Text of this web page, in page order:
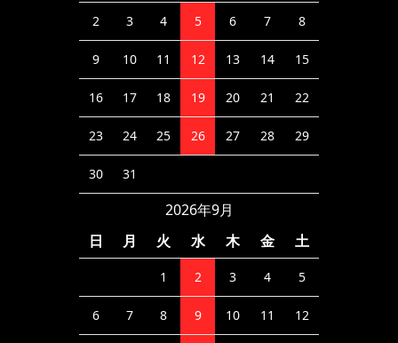
2 3 4 5 6 7 8
9 10 11 12 13 14 15
16 17 18 19 20 21 22
23 24 25 26 27 28 29
30 31
2026年9月
日
月 火 水 木 金 土
1 2 3 4 5
6 7 8 9 10 11 12